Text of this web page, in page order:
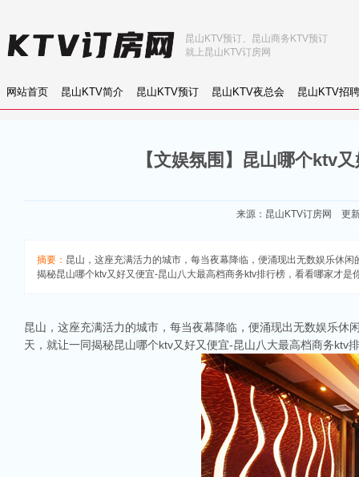
网站首页 昆山KTV简介 昆山KTV预订 昆山KTV夜总会 昆山KTV招聘
昆山KTV预订、昆山商务KTV预订
就上昆山KTV订房网
【文娱氛围】昆山哪个ktv
来源： 昆山KTV订房网 更
摘要： 昆山，这座充满活力的城市，每当夜幕降临，便涌现出无数娱乐休
揭秘昆山哪个ktv又好又便宜-昆山八大最高档商务ktv排行榜，看看哪家才是
昆山，这座充满活力的城市，每当夜幕降临，便涌现出无数娱乐
天，就让一同揭秘昆山哪个ktv又好又便宜-昆山八大最高档商务ktv